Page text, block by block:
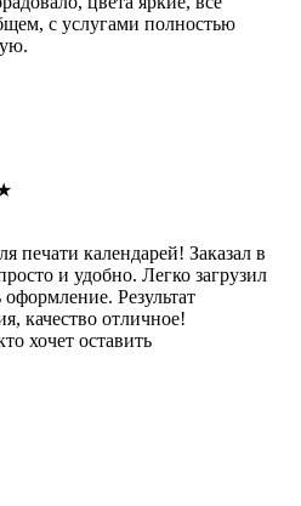
с услугами полностью
печати календарей! Заказал в
и удобно. Легко загрузил
Результат
качество отличное!
хочет оставить